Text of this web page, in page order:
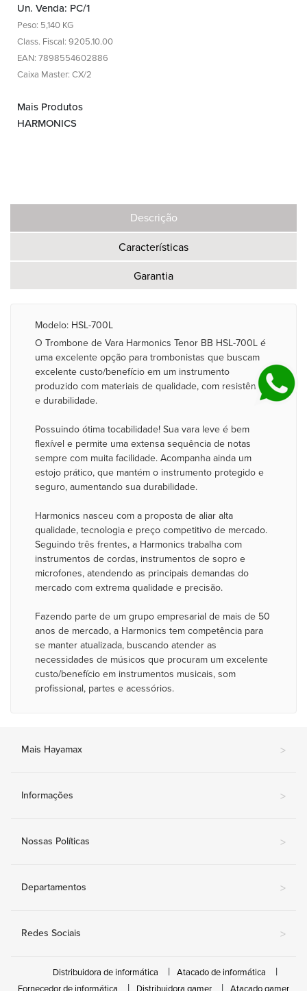
Un. Venda: PC/1
Peso: 5,140 KG
Class. Fiscal: 9205.10.00
EAN: 7898554602886
Caixa Master: CX/2
Mais Produtos
HARMONICS
Descrição
Características
Garantia
Modelo: HSL-700L
O Trombone de Vara Harmonics Tenor BB HSL-700L é
uma excelente opção para trombonistas que buscam
excelente custo/benefício em um instrumento
produzido com materiais de qualidade, com resistência
e durabilidade.
Possuindo ótima tocabilidade! Sua vara leve é bem
flexível e permite uma extensa sequência de notas
sempre com muita facilidade. Acompanha ainda um
estojo prático, que mantém o instrumento protegido e
seguro, aumentando sua durabilidade.
Harmonics nasceu com a proposta de aliar alta
qualidade, tecnologia e preço competitivo de mercado.
Seguindo três frentes, a Harmonics trabalha com
instrumentos de cordas, instrumentos de sopro e
microfones, atendendo as principais demandas do
mercado com extrema qualidade e precisão.
Fazendo parte de um grupo empresarial de mais de 50
anos de mercado, a Harmonics tem competência para
se manter atualizada, buscando atender as
necessidades de músicos que procuram um excelente
custo/benefício em instrumentos musicais, som
profissional, partes e acessórios.
Mais Hayamax >
Informações >
Nossas Políticas >
Departamentos >
Redes Sociais >
Distribuidora de informática
Atacado de informática